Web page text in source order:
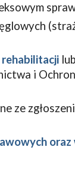
i
ze